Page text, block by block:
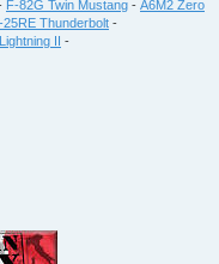
F-82G Twin Mustang - A6M2 Zero
25RE Thunderbolt -
II -